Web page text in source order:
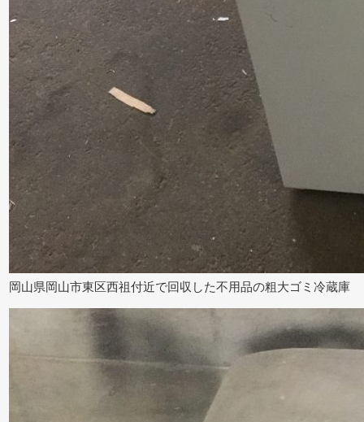
岡山県岡山市東区西祖付近で回収した不用品の粗大ゴミ冷蔵庫